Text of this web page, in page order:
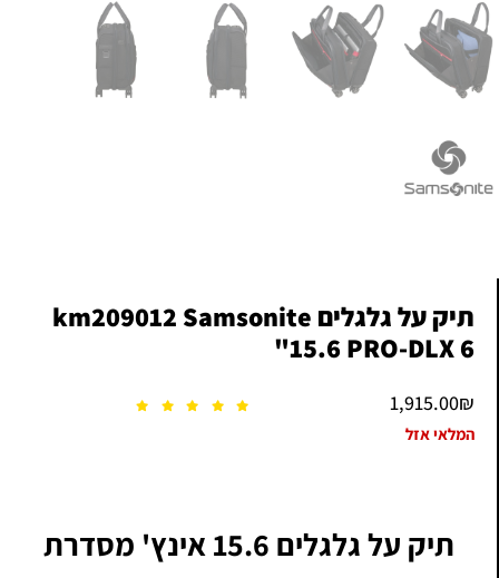
תיק על גלגלים km209012 Samsonite
"15.6 PRO-DLX 6
1,915.00₪
המלאי אזל
תיק על גלגלים 15.6 אינץ' מסדרת